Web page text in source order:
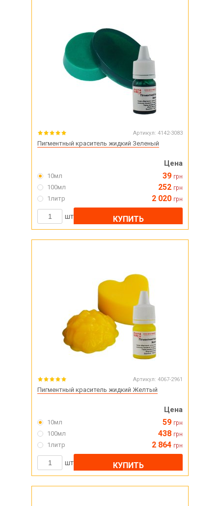
Артикул: 4142-3083
Пигментный краситель жидкий Зеленый
Цена
10мл 39 грн
100мл 252 грн
1литр 2 020 грн
шт КУПИТЬ
Артикул: 4067-2961
Пигментный краситель жидкий Желтый
Цена
10мл 59 грн
100мл 438 грн
1литр 2 864 грн
шт КУПИТЬ